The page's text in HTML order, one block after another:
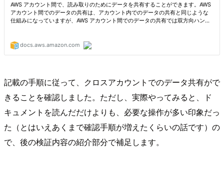
記載の手順に従って、クロスアカウントでのデータ共有がで
きることを確認しました。ただし、実際やってみると、ド
キュメントを読んだだけよりも、必要な操作が多い印象だっ
た（とはいえあくまで確認手順が増えたくらいの話です）の
で、後の検証内容の紹介部分で補足します。